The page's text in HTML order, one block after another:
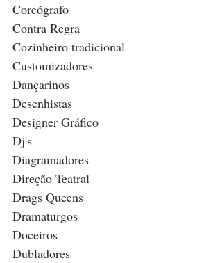
Coreógrafo
Contra Regra
Cozinheiro tradicional
Customizadores
Dançarinos
Desenhistas
Designer Gráfico
Dj's
Diagramadores
Direção Teatral
Drags Queens
Dramaturgos
Doceiros
Dubladores